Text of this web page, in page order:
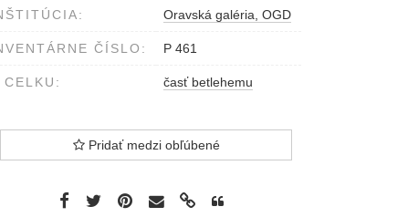
Oravská galéria, OGD
ČÍSLO: P 461
CELKU: časť betlehemu
Pridať medzi obľúbené